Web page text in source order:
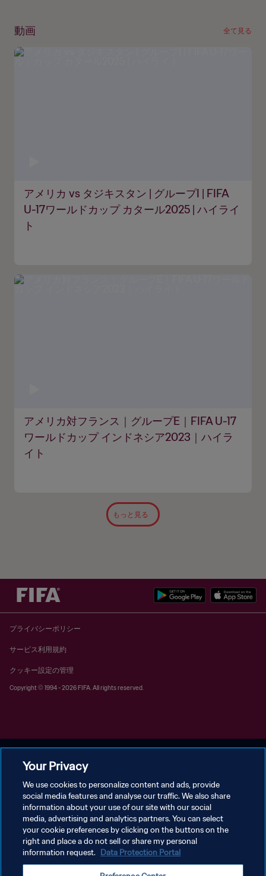
動画 全て見る
アメリカ vs タジキスタン | グループI | FIFA
U-17ワールドカップ カタール2025 | ハイライ
ト
アメリカ対フランス｜グループE｜FIFA U-17
ワールドカップ インドネシア2023｜ハイラ
イト
もっと見る
プライバシーポリシー
サービス利用規約
クッキー設定の管理
Copyright © 1994 - 2026 FIFA. All rights reserved.
Your Privacy
We use cookies to personalize content and ads, provide
social media features and analyse our traffic. We also share
information about your use of our site with our social
media, advertising and analytics partners. You can select
your cookie preferences by clicking on the buttons on the
right and place a do not sell or share my personal
information request. Data Protection Portal